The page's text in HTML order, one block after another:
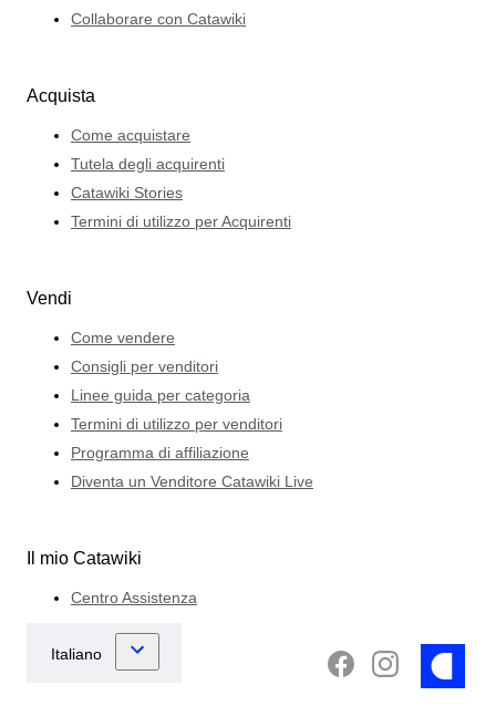
Collaborare con Catawiki
Acquista
Come acquistare
Tutela degli acquirenti
Catawiki Stories
Termini di utilizzo per Acquirenti
Vendi
Come vendere
Consigli per venditori
Linee guida per categoria
Termini di utilizzo per venditori
Programma di affiliazione
Diventa un Venditore Catawiki Live
Il mio Catawiki
Centro Assistenza